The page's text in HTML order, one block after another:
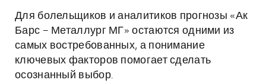
Для болельщиков и аналитиков прогнозы «Ак
Барс – Металлург МГ» остаются одними из
самых востребованных, а понимание
ключевых факторов помогает сделать
осознанный выбор.